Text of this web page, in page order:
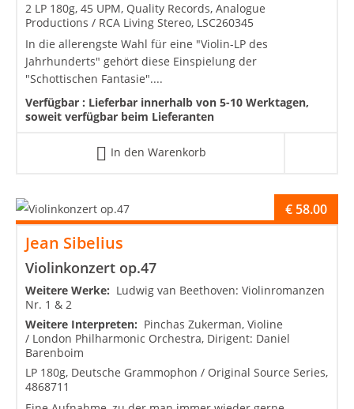
2 LP 180g, 45 UPM, Quality Records, Analogue
Productions / RCA Living Stereo, LSC260345
In die allerengste Wahl für eine "Violin-LP des
Jahrhunderts" gehört diese Einspielung der
"Schottischen Fantasie"....
Verfügbar : Lieferbar innerhalb von 5-10 Werktagen,
soweit verfügbar beim Lieferanten
In den Warenkorb
Jean Sibelius
Violinkonzert op.47
€ 58.00
Weitere Werke: Ludwig van Beethoven: Violinromanzen
Nr. 1 & 2
Weitere Interpreten: Pinchas Zukerman, Violine
/ London Philharmonic Orchestra, Dirigent: Daniel
Barenboim
LP 180g, Deutsche Grammophon / Original Source Series,
4868711